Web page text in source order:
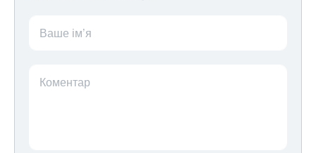
Ваше ім’я
Коментар